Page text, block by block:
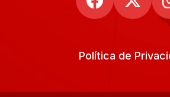
Política de